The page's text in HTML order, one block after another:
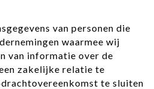
van personen die
waarmee wij
van informatie over de
zakelijke relatie te
te sluiten